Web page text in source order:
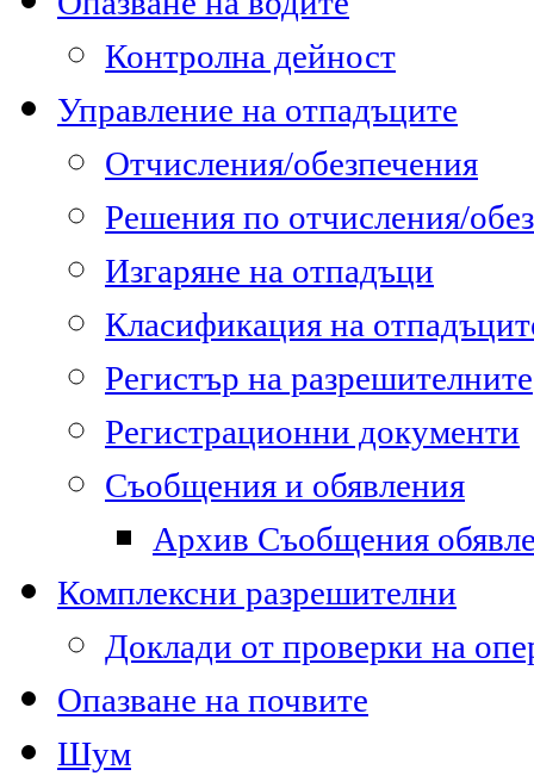
Контролна дейност
Управление на отпадъците
Отчисления/обезпечения
Решения по отчисления/
Изгаряне на отпадъци
Класификация на
Регистър на разрешителните
Регистрационни документи
Съобщения и обявления
Архив Съобщения
Комплексни разрешителни
Доклади от проверки на
Опазване на почвите
Шум